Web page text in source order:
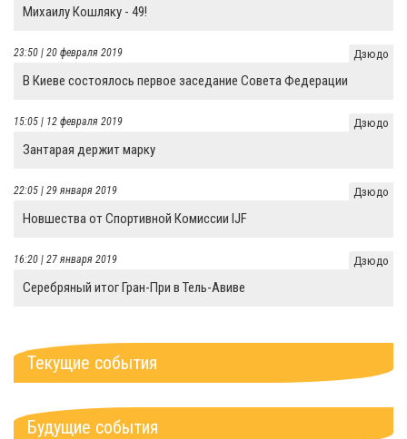
Михаилу Кошляку - 49!
Дзюдо
23:50 | 20 февраля 2019
В Киеве состоялось первое заседание Совета Федерации
Дзюдо
15:05 | 12 февраля 2019
Зантарая держит марку
Дзюдо
22:05 | 29 января 2019
Новшества от Спортивной Комиссии IJF
Дзюдо
16:20 | 27 января 2019
Серебряный итог Гран-При в Тель-Авиве
Текущие события
Будущие события